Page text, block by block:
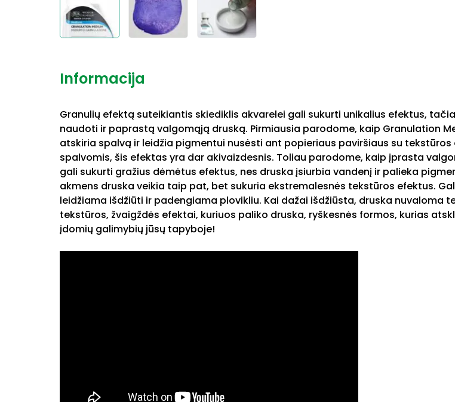
Informacija
Granulių efektą suteikiantis skiediklis akvarelei gali sukurti unikalius efektus,
naudoti ir paprastą valgomąją druską. Pirmiausia parodome, kaip Granulation
atskiria spalvą ir leidžia pigmentui nusėsti ant popieriaus paviršiaus su
spalvomis, šis efektas yra dar akivaizdesnis. Toliau parodome, kaip įprasta
gali sukurti gražius dėmėtus efektus, nes druska įsiurbia vandenį ir palieka
akmens druska veikia taip pat, bet sukuria ekstremalesnės tekstūros efektus.
leidžiama išdžiūti ir padengiama plovikliu. Kai dažai išdžiūsta, druska nuvaloma
tekstūros, žvaigždės efektai, kuriuos paliko druska, ryškesnės formos, kurias
įdomių galimybių jūsų tapyboje!